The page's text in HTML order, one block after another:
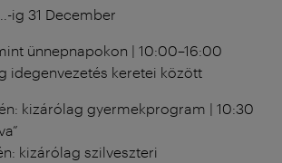
ig 31 December
ünnepnapokon | 10:00–16:00
idegenvezetés keretei között
kizárólag gyermekprogram | 10:30
kizárólag szilveszteri